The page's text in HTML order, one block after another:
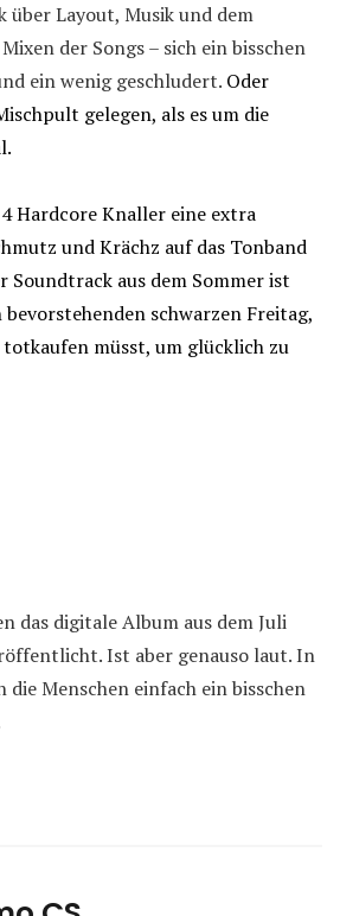
über Layout, Musik und dem
der Songs – sich ein bisschen
ein wenig geschludert. Oder
gelegen, als es um die
Hardcore Knaller eine extra
und Krächz auf das Tonband
Soundtrack aus dem Sommer ist
schwarzen Freitag,
müsst, um glücklich zu
das digitale Album aus dem Juli
Ist aber genauso laut. In
die Menschen einfach ein bisschen